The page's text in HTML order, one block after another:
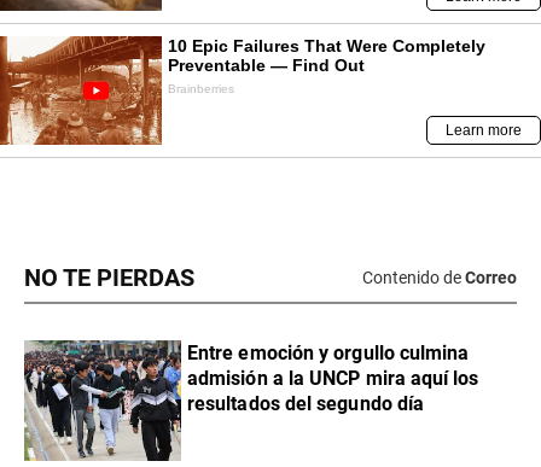
NO TE PIERDAS Contenido deCorreo
Entre emoción y orgullo culmina
admisión a la UNCP mira aquí los
resultados del segundo día